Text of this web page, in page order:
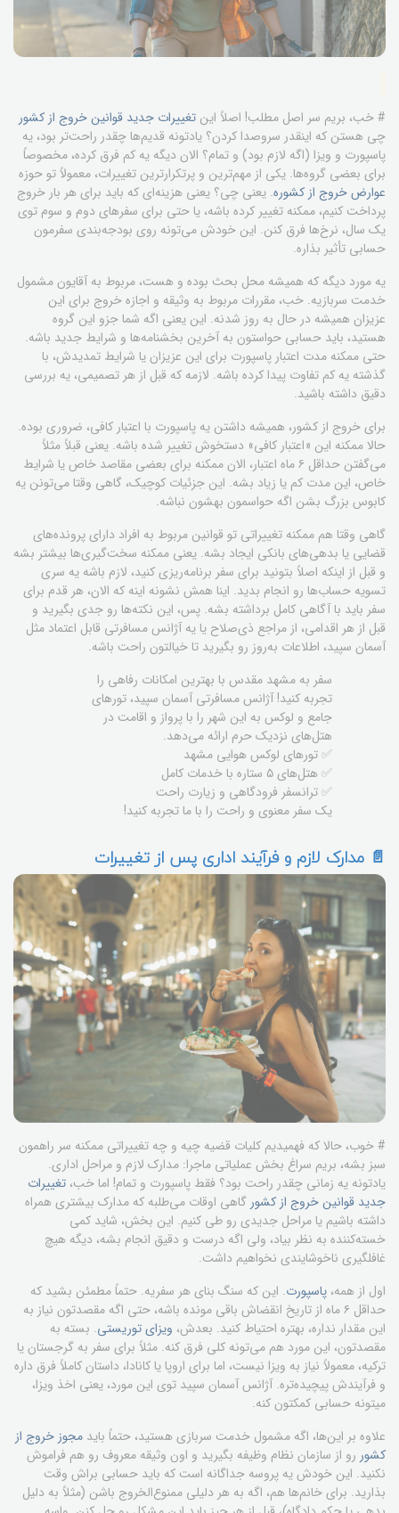
# خب، بریم سر اصل مطلب! اصلاً این تغییرات جدید قوانین خروج از کشور
چی هستن که اینقدر سروصدا کردن؟ یادتونه قدیم‌ها چقدر راحت‌تر بود، یه
پاسپورت و ویزا (اگه لازم بود) و تمام؟ الان دیگه یه کم فرق کرده، مخصوصاً
برای بعضی گروه‌ها. یکی از مهم‌ترین و پرتکرارترین تغییرات، معمولاً تو حوزه
عوارض خروج از کشوره. یعنی چی؟ یعنی هزینه‌ای که باید برای هر بار خروج
پرداخت کنیم، ممکنه تغییر کرده باشه، یا حتی برای سفرهای دوم و سوم توی
یک سال، نرخ‌ها فرق کنن. این خودش می‌تونه روی بودجه‌بندی سفرمون
حسابی تأثیر بذاره.
یه مورد دیگه که همیشه محل بحث بوده و هست، مربوط به آقایون مشمول
خدمت سربازیه. خب، مقررات مربوط به وثیقه و اجازه خروج برای این
عزیزان همیشه در حال به روز شدنه. این یعنی اگه شما جزو این گروه
هستید، باید حسابی حواستون به آخرین بخشنامه‌ها و شرایط جدید باشه.
حتی ممکنه مدت اعتبار پاسپورت برای این عزیزان یا شرایط تمدیدش، با
گذشته یه کم تفاوت پیدا کرده باشه. لازمه که قبل از هر تصمیمی، یه بررسی
دقیق داشته باشید.
برای خروج از کشور، همیشه داشتن یه پاسپورت با اعتبار کافی، ضروری بوده.
حالا ممکنه این «اعتبار کافی» دستخوش تغییر شده باشه. یعنی قبلاً مثلاً
می‌گفتن حداقل ۶ ماه اعتبار، الان ممکنه برای بعضی مقاصد خاص یا شرایط
خاص، این مدت کم یا زیاد بشه. این جزئیات کوچیک، گاهی وقتا می‌تونن یه
کابوس بزرگ بشن اگه حواسمون بهشون نباشه.
گاهی وقتا هم ممکنه تغییراتی تو قوانین مربوط به افراد دارای پرونده‌های
قضایی یا بدهی‌های بانکی ایجاد بشه. یعنی ممکنه سخت‌گیری‌ها بیشتر بشه
و قبل از اینکه اصلاً بتونید برای سفر برنامه‌ریزی کنید، لازم باشه یه سری
تسویه حساب‌ها رو انجام بدید. اینا همش نشونه اینه که الان، هر قدم برای
سفر باید با آگاهی کامل برداشته بشه. پس، این نکته‌ها رو جدی بگیرید و
قبل از هر اقدامی، از مراجع ذی‌صلاح یا یه آژانس مسافرتی قابل اعتماد مثل
آسمان سپید، اطلاعات به‌روز رو بگیرید تا خیالتون راحت باشه.
سفر به مشهد مقدس با بهترین امکانات رفاهی را
تجربه کنید! آژانس مسافرتی آسمان سپید، تورهای
جامع و لوکس به این شهر را با پرواز و اقامت در
هتل‌های نزدیک حرم ارائه می‌دهد.
✅ تورهای لوکس هوایی مشهد
✅ هتل‌های ۵ ستاره با خدمات کامل
✅ ترانسفر فرودگاهی و زیارت راحت
یک سفر معنوی و راحت را با ما تجربه کنید!
📄 مدارک لازم و فرآیند اداری پس از تغییرات
# خوب، حالا که فهمیدیم کلیات قضیه چیه و چه تغییراتی ممکنه سر راهمون
سبز بشه، بریم سراغ بخش عملیاتی ماجرا: مدارک لازم و مراحل اداری.
یادتونه یه زمانی چقدر راحت بود؟ فقط پاسپورت و تمام! اما خب، تغییرات
جدید قوانین خروج از کشور گاهی اوقات می‌طلبه که مدارک بیشتری همراه
داشته باشیم یا مراحل جدیدی رو طی کنیم. این بخش، شاید کمی
خسته‌کننده به نظر بیاد، ولی اگه درست و دقیق انجام بشه، دیگه هیچ
غافلگیری ناخوشایندی نخواهیم داشت.
اول از همه، پاسپورت. این که سنگ بنای هر سفریه. حتماً مطمئن بشید که
حداقل ۶ ماه از تاریخ انقضاش باقی مونده باشه، حتی اگه مقصدتون نیاز به
این مقدار نداره، بهتره احتیاط کنید. بعدش، ویزای توریستی. بسته به
مقصدتون، این مورد هم می‌تونه کلی فرق کنه. مثلاً برای سفر به گرجستان یا
ترکیه، معمولاً نیاز به ویزا نیست، اما برای اروپا یا کانادا، داستان کاملاً فرق داره
و فرآیندش پیچیده‌تره. آژانس آسمان سپید توی این مورد، یعنی اخذ ویزا،
میتونه حسابی کمکتون کنه.
علاوه بر این‌ها، اگه مشمول خدمت سربازی هستید، حتماً باید مجوز خروج از
کشور رو از سازمان نظام وظیفه بگیرید و اون وثیقه معروف رو هم فراموش
نکنید. این خودش یه پروسه جداگانه است که باید حسابی براش وقت
بذارید. برای خانم‌ها هم، اگه به هر دلیلی ممنوع‌الخروج باشن (مثلاً به دلیل